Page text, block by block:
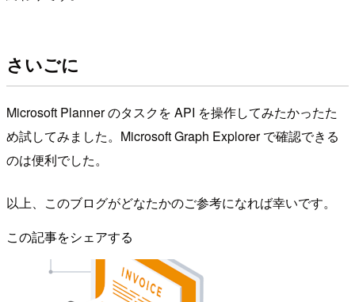
さいごに
Microsoft Planner のタスクを API を操作してみたかったた
め試してみました。Microsoft Graph Explorer で確認できる
のは便利でした。
以上、このブログがどなたかのご参考になれば幸いです。
この記事をシェアする